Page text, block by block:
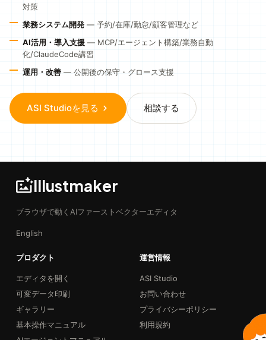
対策
業務システム開発 — 予約/在庫/勤怠/顧客管理など
AI活用・導入支援 — MCP/エージェント構築/業務自動
化/ClaudeCode講習
運用・改善 — 公開後の保守・グロース支援
ASI Studioを見る 相談する
Illustmaker
ブラウザで動くAIファーストベクターエディタ
English
プロダクト
エディタを開く
可変データ印刷
ギャラリー
基本操作マニュアル
運営情報
ASI Studio
お問い合わせ
プライバシーポリシー
利用規約